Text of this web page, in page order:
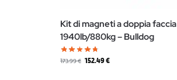
Kit di magneti a doppia
1940lb/880kg – Bulldog
173.99€ 152.49€